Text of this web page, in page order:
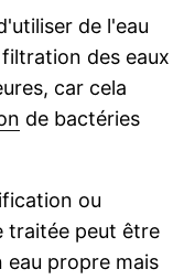
de l'eau
des eaux
car cela
de bactéries
ou
traitée peut être
propre mais